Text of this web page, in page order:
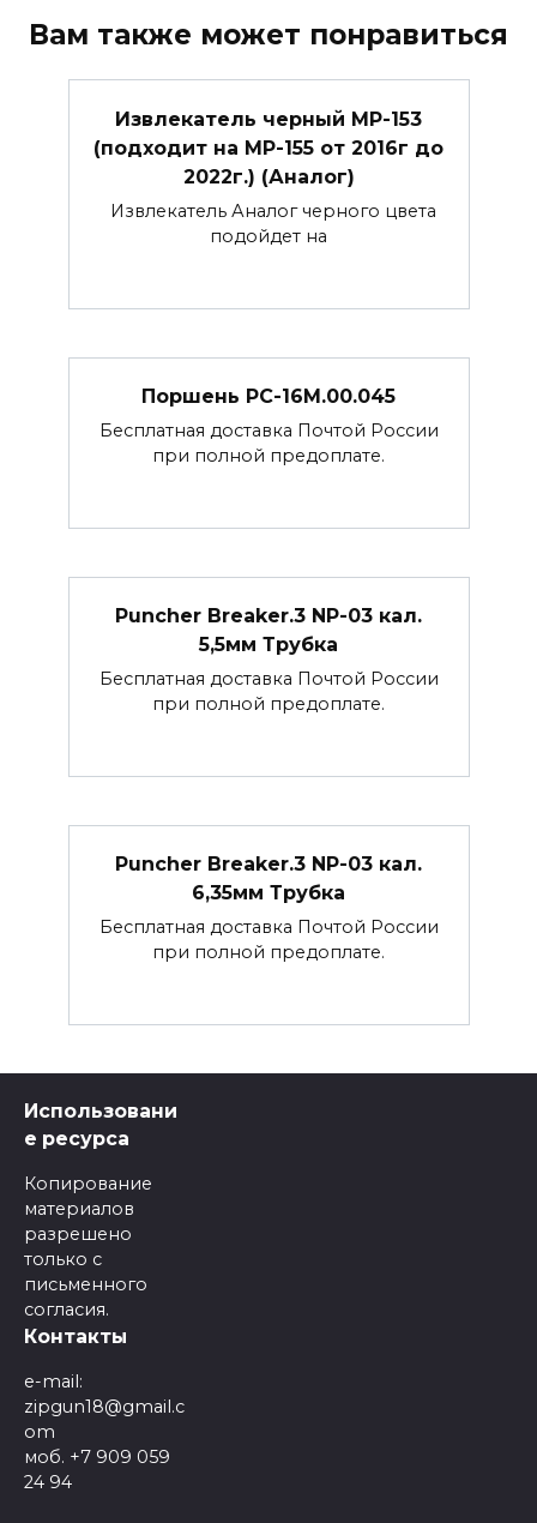
Вам также может понравиться
Извлекатель черный МР-153
(подходит на МР-155 от 2016г до
2022г.) (Аналог)
Извлекатель Аналог черного цвета
подойдет на
Поршень РС-16М.00.045
Бесплатная доставка Почтой России
при полной предоплате.
Puncher Breaker.3 NP-03 кал.
5,5мм Трубка
Бесплатная доставка Почтой России
при полной предоплате.
Puncher Breaker.3 NP-03 кал.
6,35мм Трубка
Бесплатная доставка Почтой России
при полной предоплате.
Использовани
е ресурса
Копирование
материалов
разрешено
только с
письменного
согласия.
Контакты
e-mail:
zipgun18@gmail.c
om
моб. +7 909 059
24 94